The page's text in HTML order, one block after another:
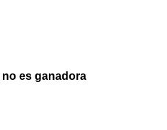
no es ganadora